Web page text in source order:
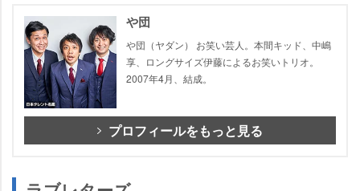
団
団（ヤダン） お笑い芸人。本間キッド、中嶋
享、ロングサイズ伊藤によるお笑いトリオ。
2007年4月、結成。
プロフィールをもっと見る